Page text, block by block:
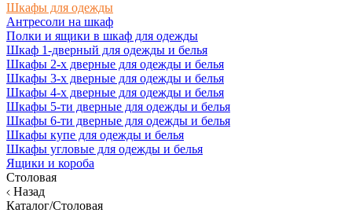
Шкафы для одежды
Антресоли на шкаф
Полки и ящики в шкаф для одежды
Шкаф 1-дверный для одежды и белья
Шкафы 2-х дверные для одежды и белья
Шкафы 3-х дверные для одежды и белья
Шкафы 4-х дверные для одежды и белья
Шкафы 5-ти дверные для одежды и белья
Шкафы 6-ти дверные для одежды и белья
Шкафы купе для одежды и белья
Шкафы угловые для одежды и белья
Ящики и короба
Столовая
Назад
Каталог/Столовая